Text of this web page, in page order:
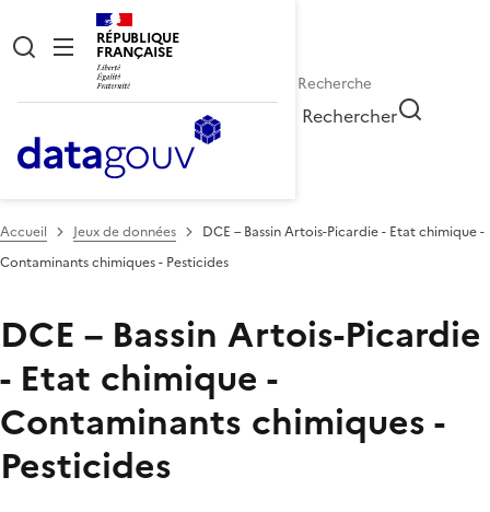
RÉPUBLIQUE
FRANÇAISE
Rechercher
Accueil Jeux de données
DCE – Bassin Artois-Picardie - Etat chimique -
Contaminants chimiques - Pesticides
DCE – Bassin Artois-Picardie
- Etat chimique -
Contaminants chimiques -
Pesticides